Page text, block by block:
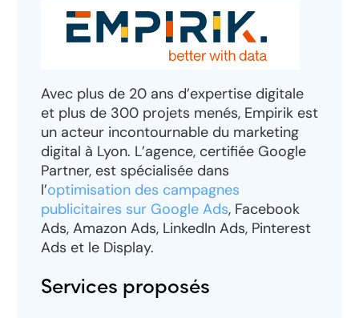
Avec plus de 20 ans d’expertise digitale
et plus de 300 projets menés, Empirik est
un acteur incontournable du marketing
digital à Lyon. L’agence, certifiée Google
Partner, est spécialisée dans
l’optimisation des campagnes
publicitaires sur Google Ads, Facebook
Ads, Amazon Ads, LinkedIn Ads, Pinterest
Ads et le Display.
Services proposés